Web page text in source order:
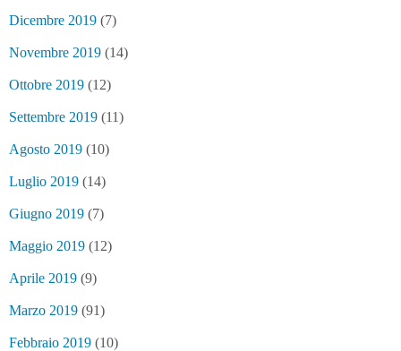
Dicembre 2019 (7)
Novembre 2019 (14)
Ottobre 2019 (12)
Settembre 2019 (11)
Agosto 2019 (10)
Luglio 2019 (14)
Giugno 2019 (7)
Maggio 2019 (12)
Aprile 2019 (9)
Marzo 2019 (91)
Febbraio 2019 (10)